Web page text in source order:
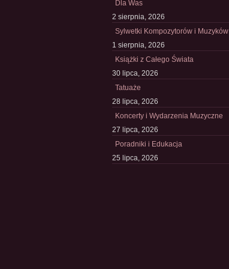
Dla Was
2 sierpnia, 2026
Sylwetki Kompozytorów i Muzyków
1 sierpnia, 2026
Książki z Całego Świata
30 lipca, 2026
Tatuaże
28 lipca, 2026
Koncerty i Wydarzenia Muzyczne
27 lipca, 2026
Poradniki i Edukacja
25 lipca, 2026